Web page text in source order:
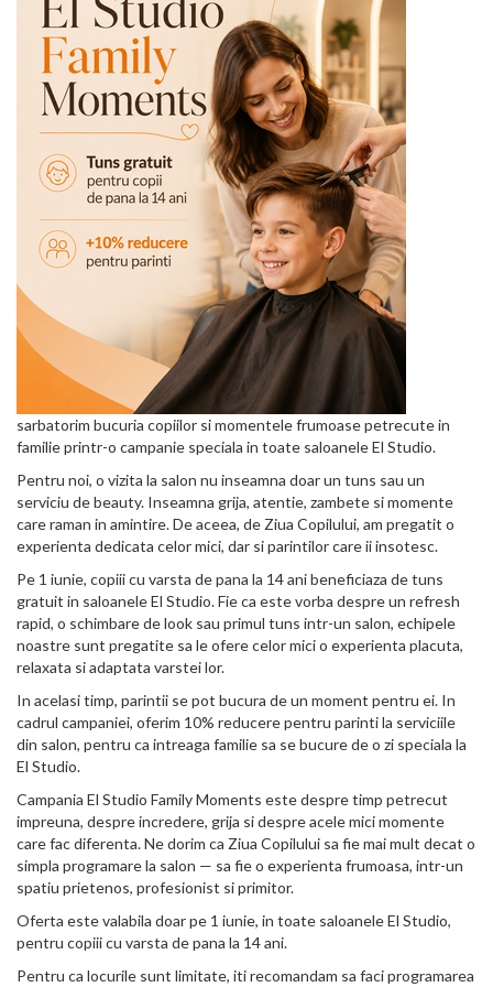
sarbatorim bucuria copiilor si momentele frumoase petrecute in
familie printr-o campanie speciala in toate saloanele El Studio.
Pentru noi, o vizita la salon nu inseamna doar un tuns sau un
serviciu de beauty. Inseamna grija, atentie, zambete si momente
care raman in amintire. De aceea, de Ziua Copilului, am pregatit o
experienta dedicata celor mici, dar si parintilor care ii insotesc.
Pe 1 iunie, copiii cu varsta de pana la 14 ani beneficiaza de tuns
gratuit in saloanele El Studio. Fie ca este vorba despre un refresh
rapid, o schimbare de look sau primul tuns intr-un salon, echipele
noastre sunt pregatite sa le ofere celor mici o experienta placuta,
relaxata si adaptata varstei lor.
In acelasi timp, parintii se pot bucura de un moment pentru ei. In
cadrul campaniei, oferim 10% reducere pentru parinti la serviciile
din salon, pentru ca intreaga familie sa se bucure de o zi speciala la
El Studio.
Campania El Studio Family Moments este despre timp petrecut
impreuna, despre incredere, grija si despre acele mici momente
care fac diferenta. Ne dorim ca Ziua Copilului sa fie mai mult decat o
simpla programare la salon — sa fie o experienta frumoasa, intr-un
spatiu prietenos, profesionist si primitor.
Oferta este valabila doar pe 1 iunie, in toate saloanele El Studio,
pentru copiii cu varsta de pana la 14 ani.
Pentru ca locurile sunt limitate, iti recomandam sa faci programarea